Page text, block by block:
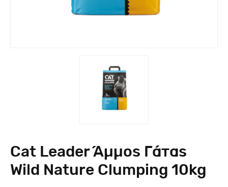
Cat Leader Άμμος Γάτας
Wild Nature Clumping 10kg